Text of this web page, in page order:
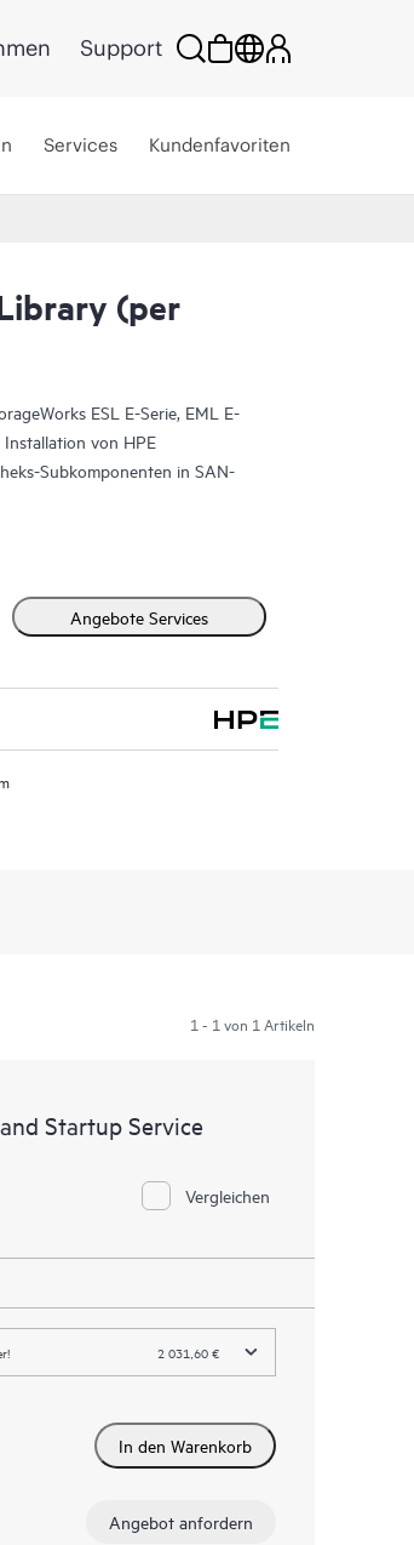
Support
Services Kundenfavoriten
(per
ESL E-Serie, EML E-
von HPE
Subkomponenten in SAN-
Angebote Services
1 - 1 von 1 Artikeln
Startup Service
Vergleichen
2 031,60 €
In den Warenkorb
Angebot anfordern